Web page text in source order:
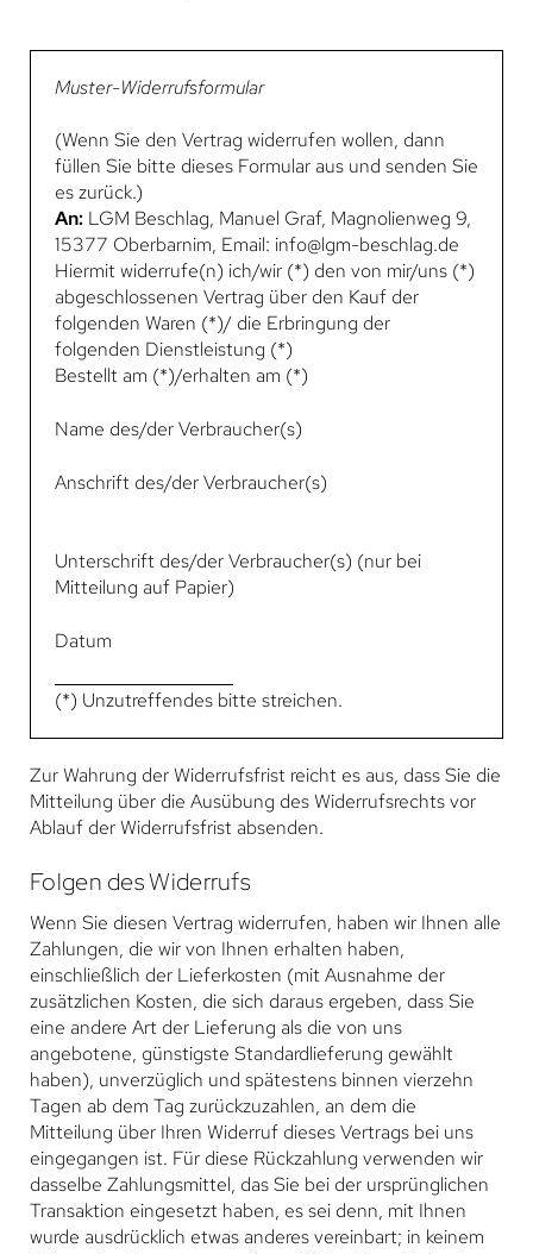
Muster-Widerrufsformular
(Wenn Sie den Vertrag widerrufen wollen, dann
füllen Sie bitte dieses Formular aus und senden Sie
es zurück.)
An: LGM Beschlag, Manuel Graf, Magnolienweg 9,
15377 Oberbarnim, Email: info@lgm-beschlag.de
Hiermit widerrufe(n) ich/wir (*) den von mir/uns (*)
abgeschlossenen Vertrag über den Kauf der
folgenden Waren (*)/ die Erbringung der
folgenden Dienstleistung (*)
Bestellt am (*)/erhalten am (*)
Name des/der Verbraucher(s)
Anschrift des/der Verbraucher(s)
Unterschrift des/der Verbraucher(s) (nur bei
Mitteilung auf Papier)
Datum
(*) Unzutreffendes bitte streichen.
Zur Wahrung der Widerrufsfrist reicht es aus, dass Sie die
Mitteilung über die Ausübung des Widerrufsrechts vor
Ablauf der Widerrufsfrist absenden.
Folgen des Widerrufs
Wenn Sie diesen Vertrag widerrufen, haben wir Ihnen alle
Zahlungen, die wir von Ihnen erhalten haben,
einschließlich der Lieferkosten (mit Ausnahme der
zusätzlichen Kosten, die sich daraus ergeben, dass Sie
eine andere Art der Lieferung als die von uns
angebotene, günstigste Standardlieferung gewählt
haben), unverzüglich und spätestens binnen vierzehn
Tagen ab dem Tag zurückzuzahlen, an dem die
Mitteilung über Ihren Widerruf dieses Vertrags bei uns
eingegangen ist. Für diese Rückzahlung verwenden wir
dasselbe Zahlungsmittel, das Sie bei der ursprünglichen
Transaktion eingesetzt haben, es sei denn, mit Ihnen
wurde ausdrücklich etwas anderes vereinbart; in keinem